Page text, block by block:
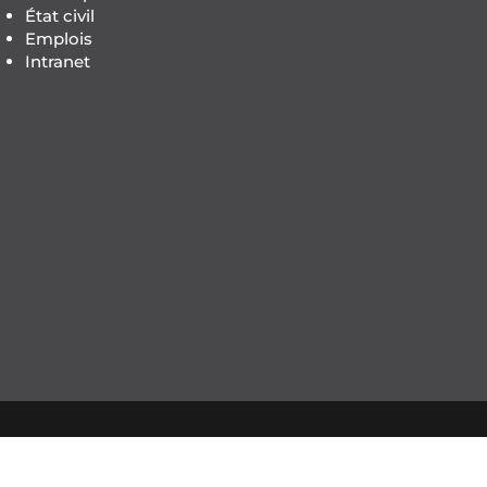
État civil
Emplois
Intranet